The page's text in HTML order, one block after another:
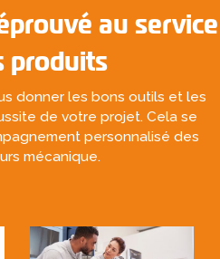
au service
produits
donner les bons outils et les
de votre projet. Cela se
personnalisé des
mécanique.